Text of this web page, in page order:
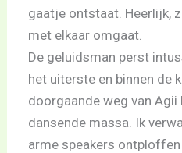
gaatje ontstaat. Heerlijk,
met elkaar omgaat.
De geluidsman perst
het uiterste en binnen de
doorgaande weg van
dansende massa. Ik
arme speakers